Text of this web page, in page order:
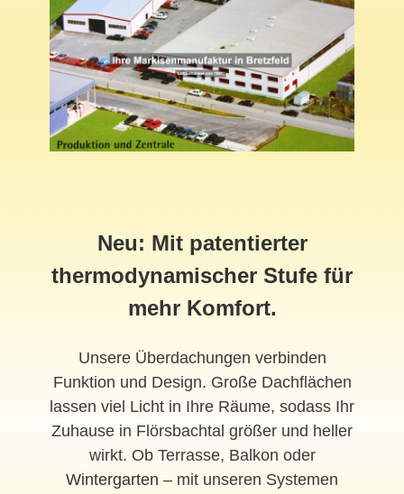
Neu: Mit patentierter
thermodynamischer Stufe für
mehr Komfort.
Unsere Überdachungen verbinden
Funktion und Design. Große Dachflächen
lassen viel Licht in Ihre Räume, sodass Ihr
Zuhause in Flörsbachtal größer und heller
wirkt. Ob Terrasse, Balkon oder
Wintergarten – mit unseren Systemen